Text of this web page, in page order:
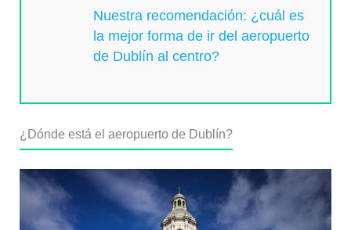
Nuestra recomendación: ¿cuál es
la mejor forma de ir del aeropuerto
de Dublín al centro?
¿Dónde está el aeropuerto de Dublín?